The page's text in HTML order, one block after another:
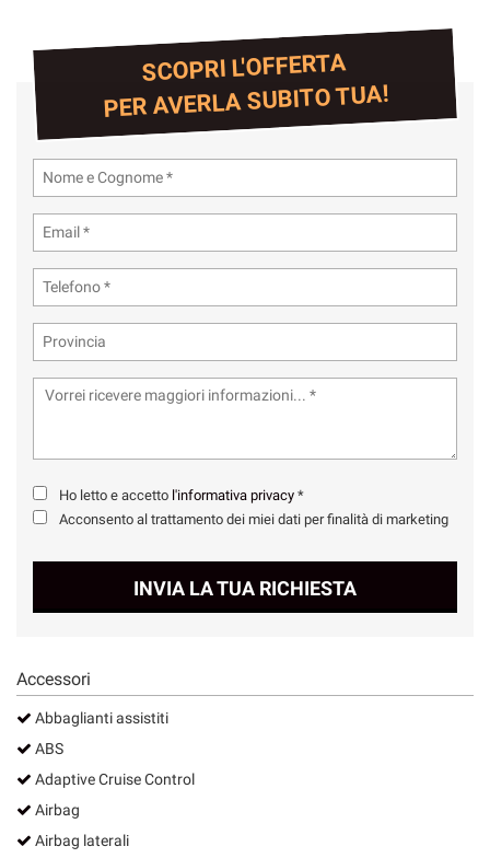
SCOPRI L'OFFERTA
PER AVERLA SUBITO TUA!
Ho letto e accetto l'informativa privacy *
Acconsento al trattamento dei miei dati per finalità di marketing
INVIA LA TUA RICHIESTA
Accessori
Abbaglianti assistiti
ABS
Adaptive Cruise Control
Airbag
Airbag laterali